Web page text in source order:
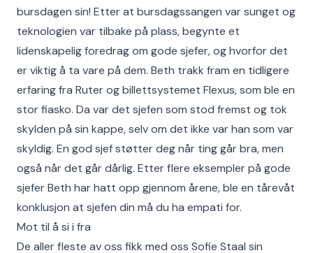
bursdagen sin! Etter at bursdagssangen var sunget og
teknologien var tilbake på plass, begynte et
lidenskapelig foredrag om gode sjefer, og hvorfor det
er viktig å ta vare på dem. Beth trakk fram en tidligere
erfaring fra Ruter og billettsystemet Flexus, som ble en
stor fiasko. Da var det sjefen som stod fremst og tok
skylden på sin kappe, selv om det ikke var han som var
skyldig. En god sjef støtter deg når ting går bra, men
også når det går dårlig. Etter flere eksempler på gode
sjefer Beth har hatt opp gjennom årene, ble en tårevåt
konklusjon at sjefen din må du ha empati for.
Mot til å si i fra
De aller fleste av oss fikk med oss Sofie Staal sin